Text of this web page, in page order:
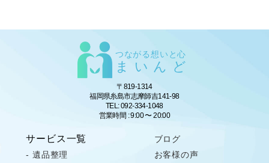
つながる想いと心
まいんど
〒819-1314
福岡県糸島市志摩師吉141-98
TEL: 092-334-1048
営業時間 : 9:00 〜 20:00
サービス一覧
- 遺品整理
ブログ
お客様の声